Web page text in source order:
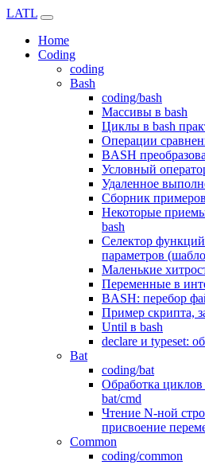
LATL
Home
Coding
coding
Bash
coding/bash
Массивы в bash
Циклы в bash
Операции
BASH
Условный
Удаленное
Сборник
Некоторые
bash
Селектор
параметров
Маленькие
Переменные в
BASH: перебор
Пример скрипта,
Until в bash
declare и typeset:
Bat
coding/bat
Обработка
bat/cmd
Чтение N-ной
присвоение
Common
coding/common